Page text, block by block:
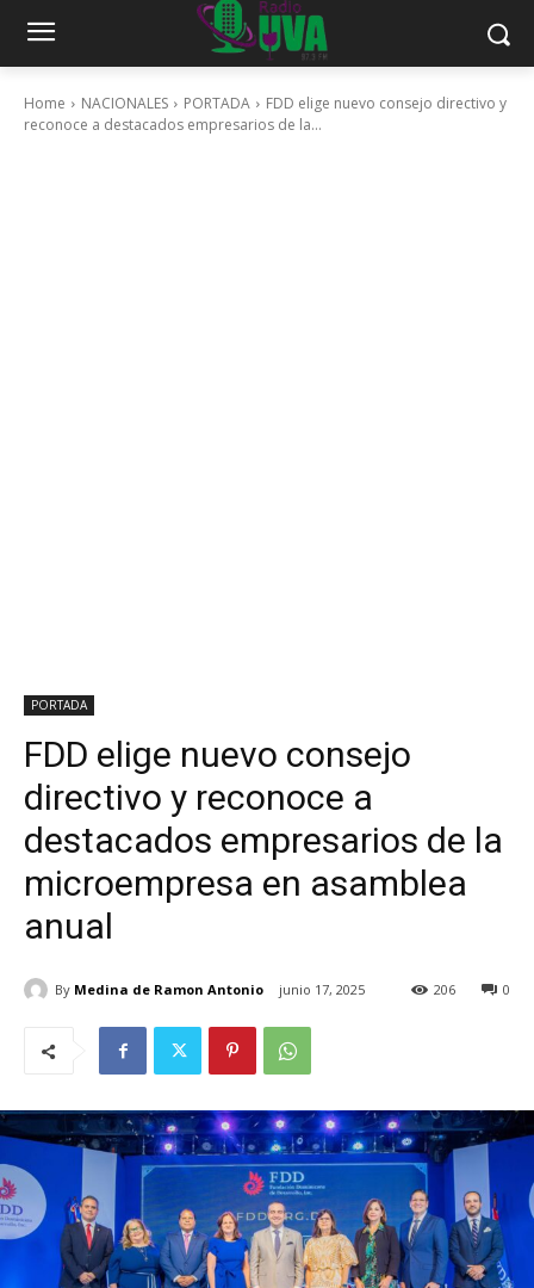
Home NACIONALES PORTADA
FDD elige nuevo consejo directivo y
reconoce a destacados empresarios de la...
PORTADA
FDD elige nuevo consejo
directivo y reconoce a
destacados empresarios de la
microempresa en asamblea
anual
By Medina de Ramon Antonio junio 17, 2025 0
206